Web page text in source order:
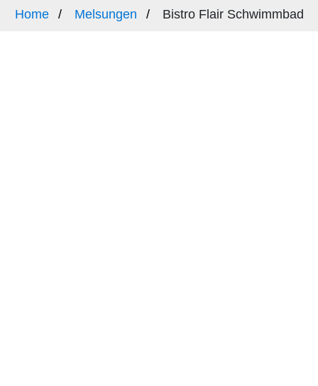
Home Melsungen Bistro Flair Schwimmbad